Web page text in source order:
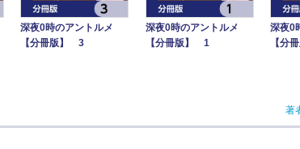
深夜0時のアントルメ
【分冊版】 3
深夜0時のアントルメ
【分冊版】 1
深夜0
【分
著